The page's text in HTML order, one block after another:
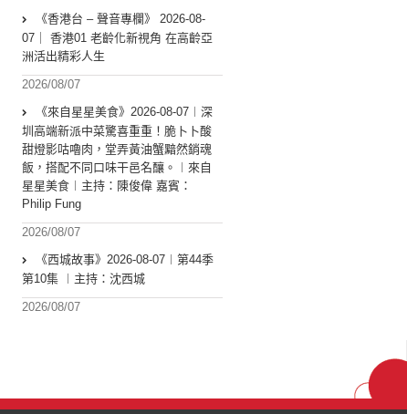
《香港台 – 聲音專欄》 2026-08-
07｜ 香港01 老齡化新視角 在高齡亞
洲活出精彩人生
2026/08/07
《來自星星美食》2026-08-07︱深
圳高端新派中菜驚喜重重！脆卜卜酸
甜燈影咕嚕肉，堂弄黃油蟹黯然銷魂
飯，搭配不同口味干邑名釀。︱來自
星星美食︱主持：陳俊偉 嘉賓：
Philip Fung
2026/08/07
《西城故事》2026-08-07︱第44季
第10集 ︱主持：沈西城
2026/08/07